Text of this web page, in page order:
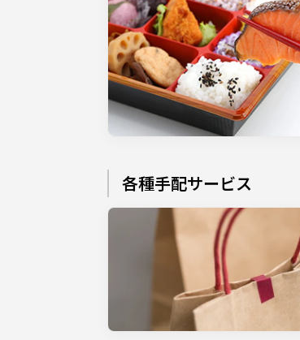
各種手配サービス